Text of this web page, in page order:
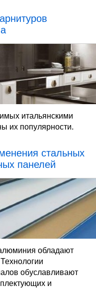
итальянскими
их популярности.
стальных
панелей
обладают
обуславливают
и